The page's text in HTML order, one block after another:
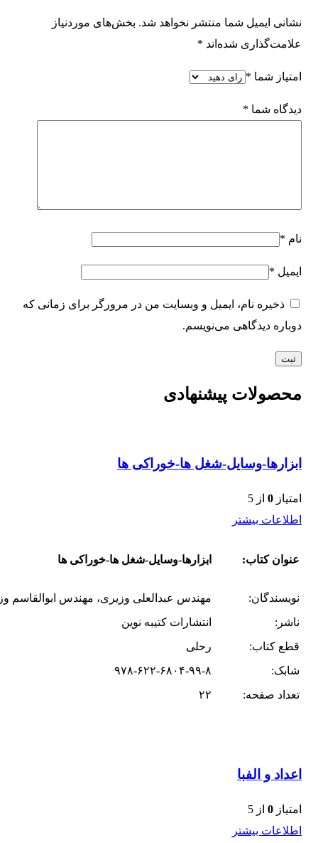
نشانی ایمیل شما منتشر نخواهد شد. بخش‌های موردنیاز
علامت‌گذاری شده‌اند *
امتیاز شما *
دیدگاه شما *
نام *
ایمیل *
ذخیره نام، ایمیل و وبسایت من در مرورگر برای زمانی که
دوباره دیدگاهی می‌نویسم.
محصولات پیشنهادی
ابزارها-وسایل-شغل ها-خوراکی ها
امتیاز 0 از 5
اطلاعات بیشتر
عنوان کتاب: ابزارها-وسایل-شغل ها-خوراکی ها
نویسندگان:
مهندس عبدالعلی وزیری، مهندس ابوالقاسم
ناشر:
انتشارات کتیبه نوین
قطع کتاب:
رحلی
شابک:
۹۷۸-۶۲۲-۶۸۰۴-۹۹-۸
تعداد صفحه:
۲۲
اعداد و الفبا
امتیاز 0 از 5
اطلاعات بیشتر